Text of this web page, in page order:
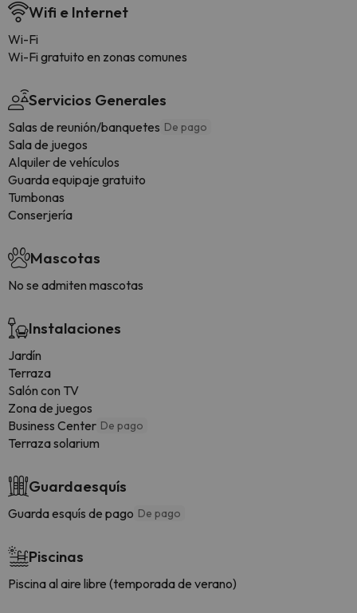
Wifi e Internet
Wi-Fi
Wi-Fi gratuito en zonas comunes
Servicios Generales
Salas de reunión/banquetes De pago
Sala de juegos
Alquiler de vehículos
Guarda equipaje gratuito
Tumbonas
Conserjería
Mascotas
No se admiten mascotas
Instalaciones
Jardín
Terraza
Salón con TV
Zona de juegos
Business Center De pago
Terraza solarium
Guardaesquís
Guarda esquís de pago De pago
Piscinas
Piscina al aire libre (temporada de verano)